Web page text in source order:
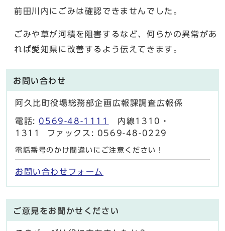
前田川内にごみは確認できませんでした。
ごみや草が河積を阻害するなど、何らかの異常があ
れば愛知県に改善するよう伝えてきます。
お問い合わせ
阿久比町役場総務部企画広報課調査広報係
電話: 0569-48-1111
内線1310・
1311 ファックス: 0569-48-0229
電話番号のかけ間違いにご注意ください！
お問い合わせフォーム
ご意見をお聞かせください